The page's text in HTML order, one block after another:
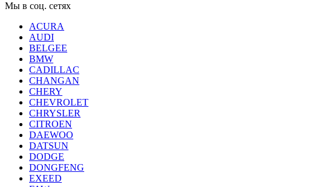
Мы в соц. сетях
ACURA
AUDI
BELGEE
BMW
CADILLAC
CHANGAN
CHERY
CHEVROLET
CHRYSLER
CITROEN
DAEWOO
DATSUN
DODGE
DONGFENG
EXEED